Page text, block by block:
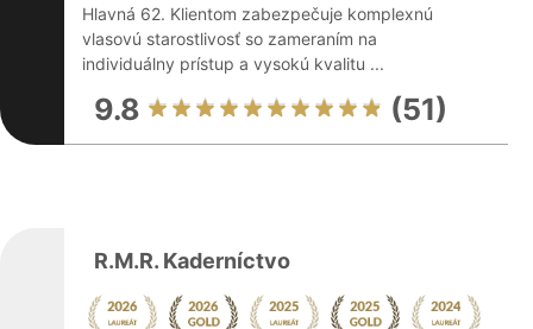
Hlavná 62. Klientom zabezpečuje komplexnú
vlasovú starostlivosť so zameraním na
individuálny prístup a vysokú kvalitu ...
9.8 (51)
R.M.R. Kaderníctvo